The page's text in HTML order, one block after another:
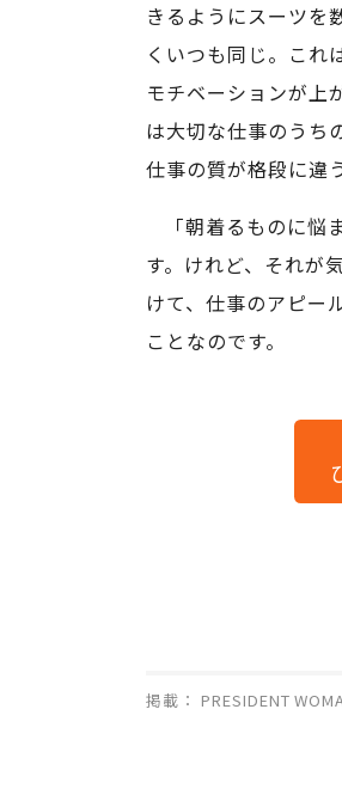
きるようにスーツを
くいつも同じ。これ
モチベーションが上
は大切な仕事のうち
仕事の質が格段に違
「朝着るものに
す。けれど、それが
けて、仕事のアピー
ことなのです。
掲載： PRESIDENT